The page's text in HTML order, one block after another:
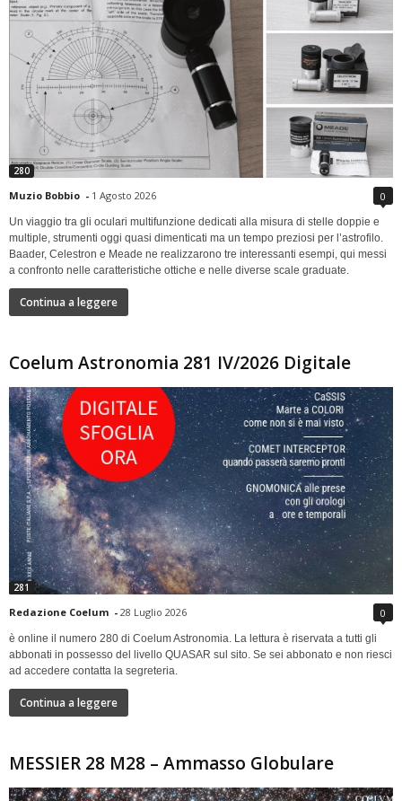
280
Muzio Bobbio - 1 Agosto 2026 0
Un viaggio tra gli oculari multifunzione dedicati alla misura di stelle doppie e
multiple, strumenti oggi quasi dimenticati ma un tempo preziosi per l’astrofilo.
Baader, Celestron e Meade ne realizzarono tre interessanti esempi, qui messi
a confronto nelle caratteristiche ottiche e nelle diverse scale graduate.
Continua a leggere
Coelum Astronomia 281 IV/2026 Digitale
281
Redazione Coelum - 28 Luglio 2026 0
è online il numero 280 di Coelum Astronomia. La lettura è riservata a tutti gli
abbonati in possesso del livello QUASAR sul sito. Se sei abbonato e non riesci
ad accedere contatta la segreteria.
Continua a leggere
MESSIER 28 M28 – Ammasso Globulare